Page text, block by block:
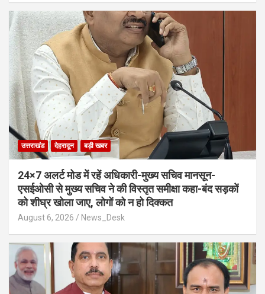
उत्तराखंड देहरादून बड़ी खबर
24×7 अलर्ट मोड में रहें अधिकारी-मुख्य सचिव मानसून-
एसईओसी से मुख्य सचिव ने की विस्तृत समीक्षा कहा-बंद सड़कों
को शीघ्र खोला जाए, लोगों को न हो दिक्कत
August 6, 2026 News_Desk